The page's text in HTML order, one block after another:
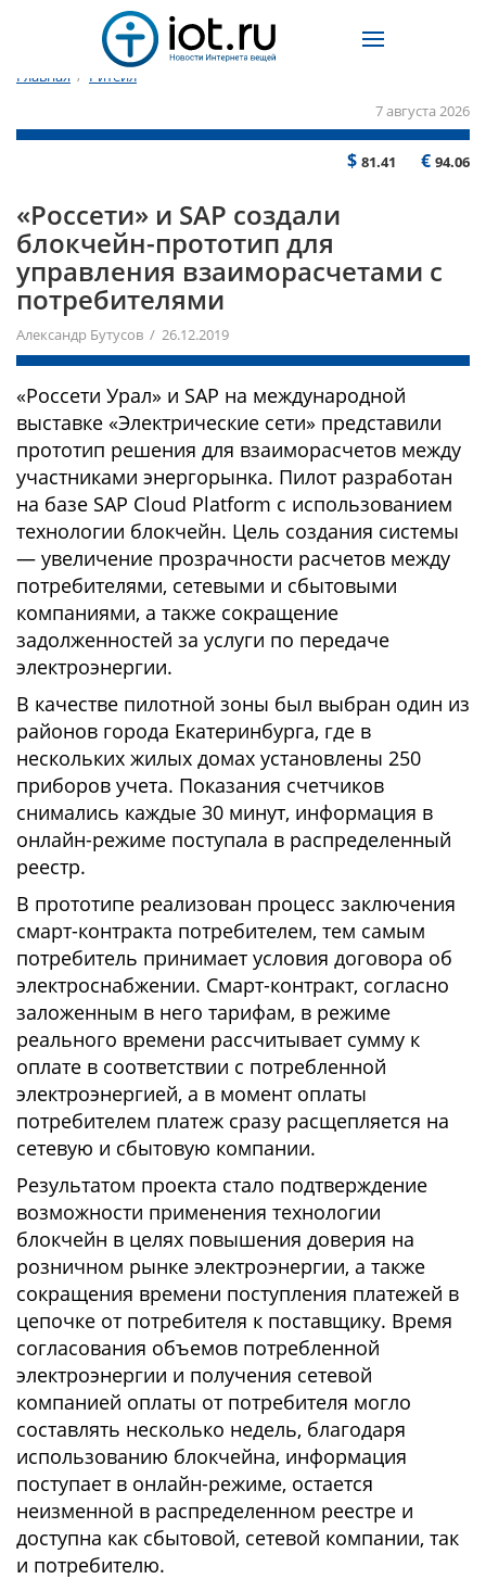
Главная / Ритейл
7 августа 2026
$ 81.41 € 94.06
«Россети» и SAP создали
блокчейн-прототип для
управления взаиморасчетами с
потребителями
Александр Бутусов / 26.12.2019
«Россети Урал» и SAP на международной
выставке «Электрические сети» представили
прототип решения для взаиморасчетов между
участниками энергорынка. Пилот разработан
на базе SAP Cloud Platform с использованием
технологии блокчейн. Цель создания системы
— увеличение прозрачности расчетов между
потребителями, сетевыми и сбытовыми
компаниями, а также сокращение
задолженностей за услуги по передаче
электроэнергии.
В качестве пилотной зоны был выбран один из
районов города Екатеринбурга, где в
нескольких жилых домах установлены 250
приборов учета. Показания счетчиков
снимались каждые 30 минут, информация в
онлайн-режиме поступала в распределенный
реестр.
В прототипе реализован процесс заключения
смарт-контракта потребителем, тем самым
потребитель принимает условия договора об
электроснабжении. Смарт-контракт, согласно
заложенным в него тарифам, в режиме
реального времени рассчитывает сумму к
оплате в соответствии с потребленной
электроэнергией, а в момент оплаты
потребителем платеж сразу расщепляется на
сетевую и сбытовую компании.
Результатом проекта стало подтверждение
возможности применения технологии
блокчейн в целях повышения доверия на
розничном рынке электроэнергии, а также
сокращения времени поступления платежей в
цепочке от потребителя к поставщику. Время
согласования объемов потребленной
электроэнергии и получения сетевой
компанией оплаты от потребителя могло
составлять несколько недель, благодаря
использованию блокчейна, информация
поступает в онлайн-режиме, остается
неизменной в распределенном реестре и
доступна как сбытовой, сетевой компании, так
и потребителю.